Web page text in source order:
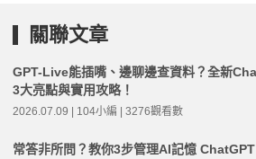
關聯文章
GPT-Live能插嘴、邊聊邊查資料？全新
3大亮點與實用攻略！
2026.07.09 | 104小編 | 3276觀看數
常答非所問？教你3步管理AI記憶